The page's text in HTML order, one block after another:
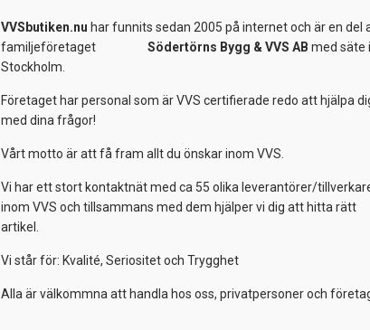
VVSbutiken.nu har funnits sedan 2005 på internet och är en del
familjeföretaget Södertörns Bygg & VVS AB med säte i
Stockholm.
Företaget har personal som är VVS certifierade redo att hjälpa
med dina frågor!
Vårt motto är att få fram allt du önskar inom VVS.
Vi har ett stort kontaktnät med ca 55 olika leverantörer/
inom VVS och tillsammans med dem hjälper vi dig att hitta rätt
artikel.
Vi står för: Kvalité, Seriositet och Trygghet
Alla är välkommna att handla hos oss, privatpersoner och